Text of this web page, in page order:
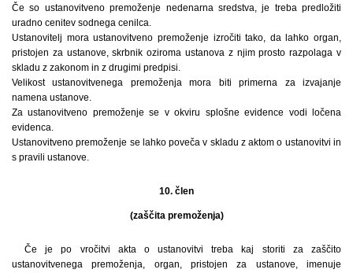
Če so ustanovitveno premoženje nedenarna sredstva, je treba predložiti
uradno cenitev sodnega cenilca.
Ustanovitelj mora ustanovitveno premoženje izročiti tako, da lahko organ,
pristojen za ustanove, skrbnik oziroma ustanova z njim prosto razpolaga v
skladu z zakonom in z drugimi predpisi.
Velikost ustanovitvenega premoženja mora biti primerna za izvajanje
namena ustanove.
Za ustanovitveno premoženje se v okviru splošne evidence vodi ločena
evidenca.
Ustanovitveno premoženje se lahko poveča v skladu z aktom o ustanovitvi in
s pravili ustanove.
10. člen
(zaščita premoženja)
Če je po vročitvi akta o ustanovitvi treba kaj storiti za zaščito
ustanovitvenega premoženja, organ, pristojen za ustanove, imenuje